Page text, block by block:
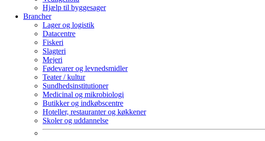
Hjælp til byggesager
Brancher
Lager og logistik
Datacentre
Fiskeri
Slagteri
Mejeri
Fødevarer og levnedsmidler
Teater / kultur
Sundhedsinstitutioner
Medicinal og mikrobiologi
Butikker og indkøbscentre
Hoteller, restauranter og køkkener
Skoler og uddannelse